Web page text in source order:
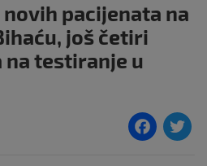
pacijenata na
još četiri
na testiranje u
F